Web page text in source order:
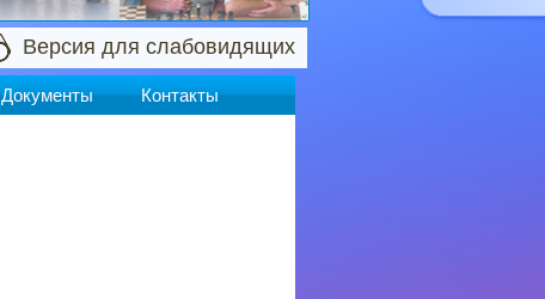
Версия для слабовидящих
Документы Контакты